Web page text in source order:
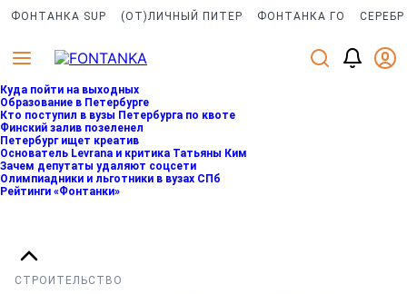
ФОНТАНКА SUP (ОТ)ЛИЧНЫЙ ПИТЕР ФОНТАНКА ГО
Куда пойти на выходных
Образование в Петербурге
Кто поступил в вузы Петербурга по квоте
Финский залив позеленел
Петербург ищет креатив
Основатель Levrana и критика Татьяны Ким
Зачем депутаты удаляют соцсети
Олимпиадники и льготники в вузах СПб
Рейтинги «Фонтанки»
СТРОИТЕЛЬСТВО